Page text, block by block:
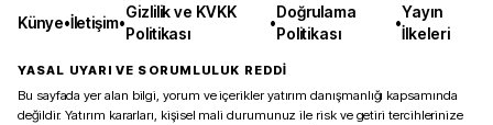
Künye•İletişim•
Gizlilik ve KVKK
Politikası
•
Doğrulama
Politikası
•
Yayın
İlkeleri
YASAL UYARI VE SORUMLULUK REDDİ
Bu sayfada yer alan bilgi, yorum ve içerikler yatırım danışmanlığı kapsamında
değildir. Yatırım kararları, kişisel mali durumunuz ile risk ve getiri tercihlerinize